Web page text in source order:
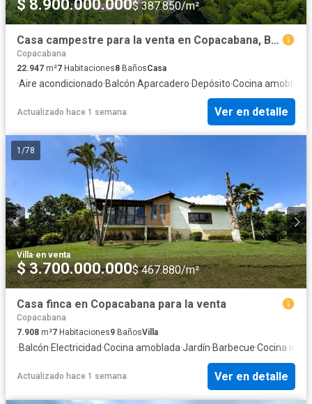
$ 8.900.000.000$ 387.850/m²
Casa campestre para la venta en Copacabana, Bello
Copacabana
22.947 m²7 Habitaciones8 BañosCasa
·Aire acondicionado·Balcón·Aparcadero·Depósito·Cocina amoblada
Actualizado hace 1 semana Ver en detalle
1 /78
Villa·en venta
$ 3.700.000.000$ 467.880/m²
Casa finca en Copacabana para la venta
Copacabana
7.908 m²7 Habitaciones9 BañosVilla
·Balcón·Electricidad·Cocina amoblada·Jardín·Barbecue·Cocina
Actualizado hace 1 semana Ver en detalle